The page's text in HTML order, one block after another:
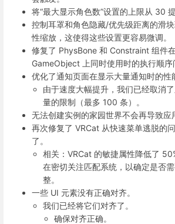
将“最大显示角色数”设置的上限从 30
控制耳罩和角色隐藏/优先级距离的滑
性缩放，这使得这些设置更容易微调。
修复了 PhysBone 和 Constraint 组件
GameObject 上同时使用时的执行顺序
优化了通知页面在显示大量通知时的性
由于速度大幅提升，我们已经取消
量的限制（最多 100 条）。
无法创建实例的家园世界不会再导致应
再次修复了 VRCat 从快速菜单逃脱的
了。
相关：VRCat 的敏捷属性降低了
在密切关注匹配系统，以确定是否
整。
一些 UI 元素没有正确对齐。
我们已经将它们对齐了。
确保对齐正确。